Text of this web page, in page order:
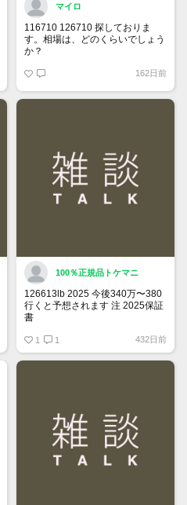
マイロ
116710 126710 探しておりま
す。相場は、どのくらいでしょう
か？
162日前
100％正規品トケマニ
126613lb 2025 今後340万〜380
行くと予想されます 注 2025保証
書
2025/ @Watch_Monster_より
マジ上がる予想しかない
1 1 432日前